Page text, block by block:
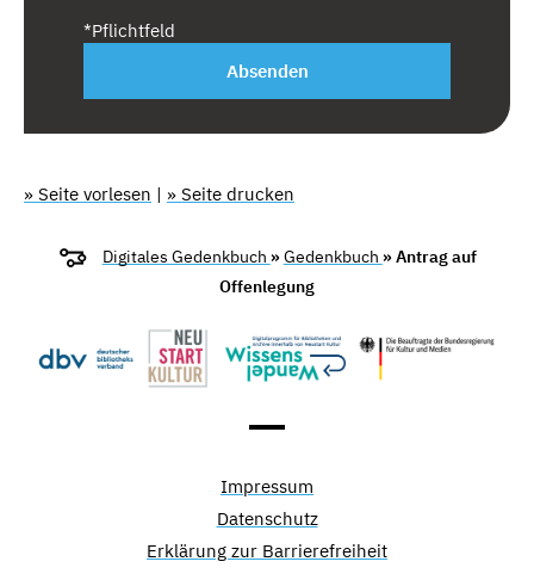
*Pflichtfeld
Absenden
» Seite vorlesen | » Seite drucken
Digitales Gedenkbuch »Gedenkbuch » Antrag auf
Offenlegung
Impressum
Datenschutz
Erklärung zur Barrierefreiheit